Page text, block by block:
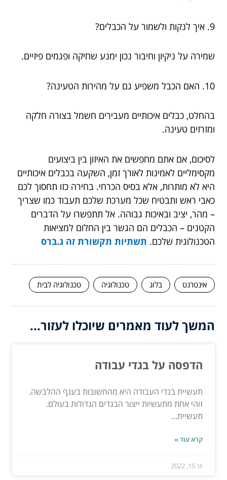
9. איך לנקות ולשמור על הכבלים?
שמירה על ניקיון וחיבור נכון ימנע שחיקה ופגמים פיזיים.
10. האם הכבל משפיע גם על מהירות הטעינה?
בהחלט, כבלים איכותיים מעבירים חשמל בצורה חלקה
ומזרזים טעינה.
לסיכום, אם אתם מחפשים את האיזון בין ביצועים
מקסימליים לאמינות לאורך זמן, השקעה בכבלים איכותיים
היא לא מותרות, אלא בסיס הכרחי. בחירה כזו תחסוך לכם
כאבי ראש ותבטיח שכל מערכת שלכם תעבוד כמו שצריך
– מהר, יציב ובאיכות גבוהה. אל תתפשרו על הדברים
הקטנים – הכבלים הם הגשר בין החלום למציאות
הטכנולוגית שלכם. תשתיות תקשורת זה ג.ברס
אינטרנט בלוג טכנולוגיה טכנולוגיה לבית
המשך לעוד מאמרים שיוכלו לעזור...
הדפסה על בגדי עבודה
תעשיית בגדי העבודה היא מהחשובות בענף ההלבשה.
זוהי אחת מתעשיות ייצור הבגדים הגדולות בעולם.
תעשיית...
קרא עוד »
יונ 15, 2022